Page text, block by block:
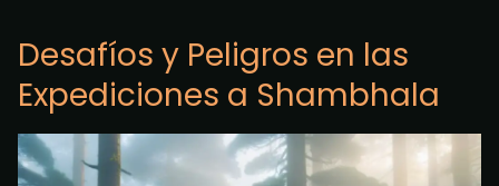
Desafíos y Peligros en las
Expediciones a Shambhala